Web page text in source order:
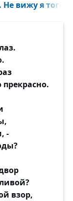
вижу я того,
прекрасно.
-
взор,